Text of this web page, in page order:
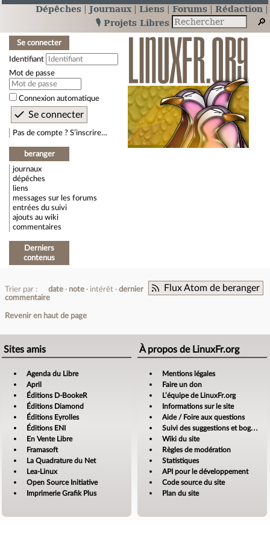
Dépêches Journaux Liens Forums
Rédaction
🎙️ Projets Libres
Se connecter
Identifiant
Mot de passe
Connexion automatique
Pas de compte ? S’inscrire…
beranger
journaux
dépêches
liens
messages sur les forums
entrées du suivi
ajouts au wiki
commentaires
Derniers
contenus
Flux Atom de beranger
Trier par : date note intérêt
dernier
commentaire
Revenir en haut de page
Sites amis
Agenda du Libre
April
Éditions D-BookeR
Éditions Diamond
Éditions Eyrolles
Éditions ENI
En Vente Libre
Framasoft
La Quadrature du Net
Lea-Linux
Open Source Initiative
Imprimerie Grafik Plus
À propos de LinuxFr.org
Mentions légales
Faire un don
L’équipe de LinuxFr.org
Informations sur le site
Aide / Foire aux questions
Suivi des suggestions et bogues
Wiki du site
Règles de modération
Statistiques
API pour le développement
Code source du site
Plan du site